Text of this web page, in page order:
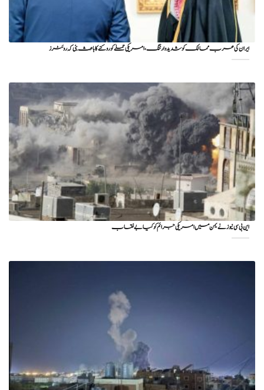
ایران کی عرب ممالک کو شدید وارننگ، امریکی حملے کو روکنے کا باعث بنی کہ روئٹرز
این بی سی نیوز نے یمن میں امریکی جرائم کو کیا بے نقاب